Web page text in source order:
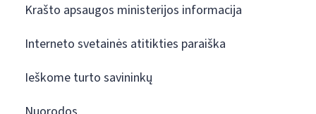
Krašto apsaugos ministerijos informacija
Interneto svetainės atitikties paraiška
Ieškome turto savininkų